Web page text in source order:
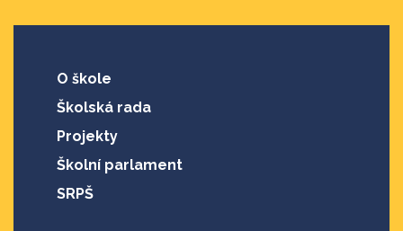
O škole
Školská rada
Projekty
Školní parlament
SRPŠ